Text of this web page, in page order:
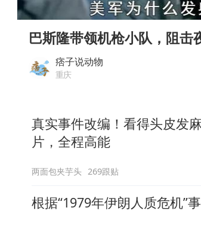
“梅姨”准确年龄
新华社权威快报
中国经济展现
Play
巴斯隆带领机枪小队，阻击
痞子说动物
重庆
真实事件改编！看得头皮发
片，全程高能
两面包夹芋头 269跟贴
根据“1979年伊朗人质危机”